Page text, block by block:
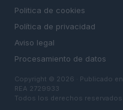
Politica de cookies
Política de privacidad
Aviso legal
Procesamiento de datos
Copyright © 2026 · Publicado
REA 2729933
Todos los derechos reservados